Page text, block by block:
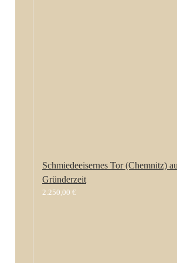
Schmiedeeisernes Tor (Chemnitz)
Gründerzeit
2.250,00 €